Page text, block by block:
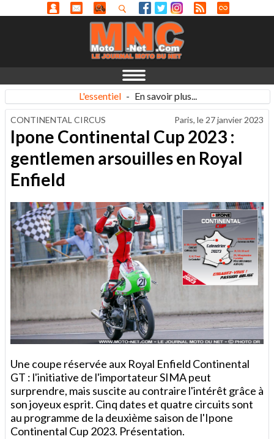
L'essentiel - En savoir plus...
CONTINENTAL CIRCUS Paris, le 27 janvier 2023
Ipone Continental Cup 2023 :
gentlemen arsouilles en Royal
Enfield
Une coupe réservée aux Royal Enfield Continental
GT : l'initiative de l'importateur SIMA peut
surprendre, mais suscite au contraire l'intérêt grâce à
son joyeux esprit. Cinq dates et quatre circuits sont
au programme de la deuxième saison de l'Ipone
Continental Cup 2023. Présentation.